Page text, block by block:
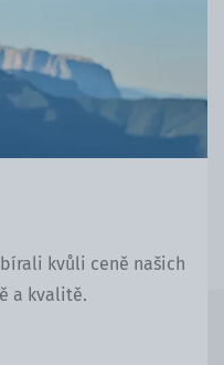
kvůli ceně našich
a kvalitě.